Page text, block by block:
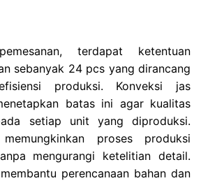
terdapat ketentuan
sebanyak 24 pcs yang dirancang
produksi. Konveksi jas
batas ini agar kualitas
setiap unit yang diproduksi.
proses produksi
mengurangi ketelitian detail.
perencanaan bahan dan